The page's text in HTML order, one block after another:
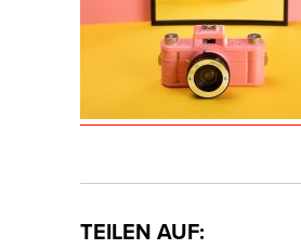
TEILEN AUF: